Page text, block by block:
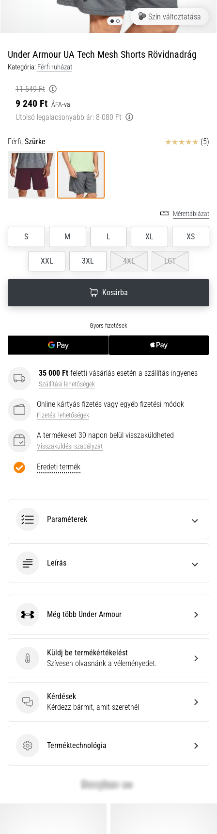
következő
dolgok
nem
táskádból!​​​​​​​
•
10 perces olvasási idő
Cross
Training
neki
készíts
edzéstervet
Téged
vonz
ami
egy
mindig
más?
Cross
megjelenítése
Szín változtatása
Under Armour UA Tech Mesh Shorts Rövidnadrág
Kategória: Férfi ruházat
11 549 Ft
9 240 Ft ÁFA-val
Utolsó legalacsonyabb ár: 8 080 Ft
Férfi, Szürke Értékelés (5)
Mérettáblázat
S M L XL XS
XXL 3XL 4XL LGT
Kosárba
35 000 Ft feletti vásárlás esetén a szállítás ingyenes
Szállítási lehetőségek
Online kártyás fizetés vagy egyéb fizetési módok
Fizetési lehetőségek
A termékeket 30 napon belül visszaküldheted
Visszaküldési szabályzat
Eredeti termék
Paraméterek
Leírás
Küldj be termékértékelést
Küldj be termékértékelést
Szívesen olvasnánk a véleményedet.
Kérdések
Kérdések
Kérdezz bármit, amit szeretnél
Terméktechnológia
Terméktechnológia
Under ArmourMég több Under Armour